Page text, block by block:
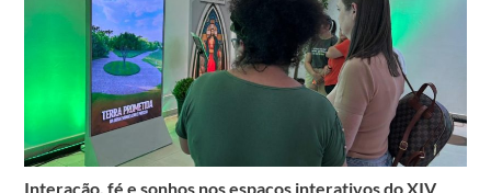
Interação, fé e sonhos nos espaços interativos do XIV